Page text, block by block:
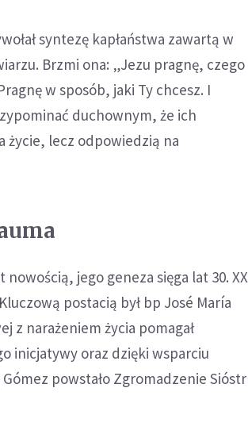
syntezę kapłaństwa zawartą w
Brzmi ona: „Jezu pragnę, czego
w sposób, jaki Ty chcesz. I
duchownym, że ich
życie, lecz odpowiedzią na
jego geneza sięga lat 30. XX
postacią był bp José María
z narażeniem życia pomagał
inicjatywy oraz dzięki wsparciu
powstało Zgromadzenie Sióstr